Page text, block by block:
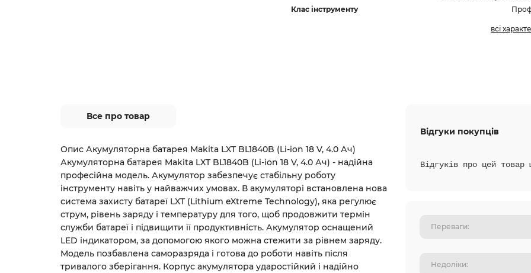
Клас інструменту
всі
Все про товар
Опис Акумуляторна батарея Makita LXT BL1840B (Li-ion 18 V, 4.0 Ач)
Акумуляторна батарея Makita LXT BL1840B (Li-ion 18 V, 4.0 Ач) - надійна
професійна модель. Акумулятор забезпечує стабільну роботу
інструменту навіть у найважчих умовах. В акумуляторі встановлена нова
система захисту батареї LXT (Lithium eXtreme Technology), яка регулює
струм, рівень заряду і температуру для того, щоб продовжити термін
служби батареї і підвищити її продуктивність. Акумулятор оснащений
LED індикатором, за допомогою якого можна стежити за рівнем заряду.
Модель позбавлена саморазряда і готова до роботи навіть після
тривалого зберігання. Корпус акумулятора ударостійкий і надійно
Відгуки покупців
Відгуків про цей товар